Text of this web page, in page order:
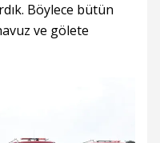
Böylece bütün
ve gölete